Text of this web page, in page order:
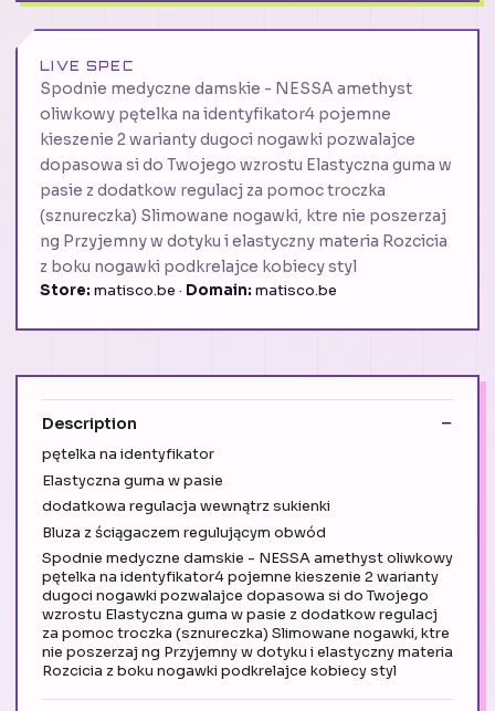
LIVE SPEC
Spodnie medyczne damskie - NESSA amethyst
oliwkowy pętelka na identyfikator4 pojemne
kieszenie 2 warianty dugoci nogawki pozwalajce
dopasowa si do Twojego wzrostu Elastyczna guma w
pasie z dodatkow regulacj za pomoc troczka
(sznureczka) Slimowane nogawki, ktre nie poszerzaj
ng Przyjemny w dotyku i elastyczny materia Rozcicia
z boku nogawki podkrelajce kobiecy styl
Store: matisco.be · Domain: matisco.be
Description
pętelka na identyfikator
Elastyczna guma w pasie
dodatkowa regulacja wewnątrz sukienki
Bluza z ściągaczem regulującym obwód
Spodnie medyczne damskie - NESSA amethyst oliwkowy
pętelka na identyfikator4 pojemne kieszenie 2 warianty
dugoci nogawki pozwalajce dopasowa si do Twojego
wzrostu Elastyczna guma w pasie z dodatkow regulacj
za pomoc troczka (sznureczka) Slimowane nogawki, ktre
nie poszerzaj ng Przyjemny w dotyku i elastyczny materia
Rozcicia z boku nogawki podkrelajce kobiecy styl